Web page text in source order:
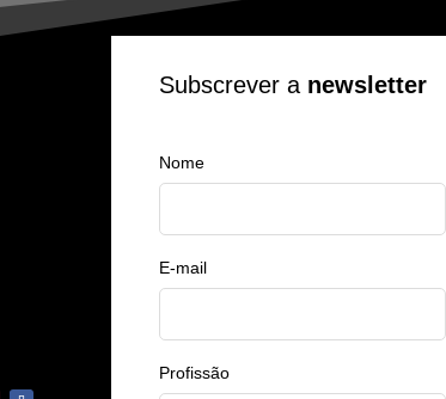
Subscrever anewsletter
Nome
E-mail
Profissão